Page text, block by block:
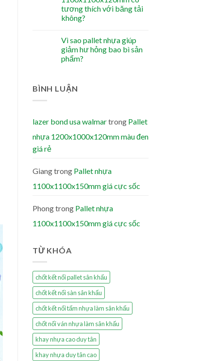
tương thích với băng tải
không?
Vì sao pallet nhựa giúp
giảm hư hỏng bao bì sản
phẩm?
BÌNH LUẬN
lazer bond usa walmartrong Pallet
nhựa 1200x1000x120mm màu đen
giá rẻ
Giangtrong Pallet nhựa
1100x1100x150mm giá cực sốc
Phongtrong Pallet nhựa
1100x1100x150mm giá cực sốc
TỪ KHÓA
chốt kết nối pallet sân khấu
chốt kết nối sàn sân khấu
chốt kết nối tấm nhựa làm sân khấu
chốt nối ván nhựa làm sân khấu
khay nhựa cao duy tân
khay nhựa duy tân cao